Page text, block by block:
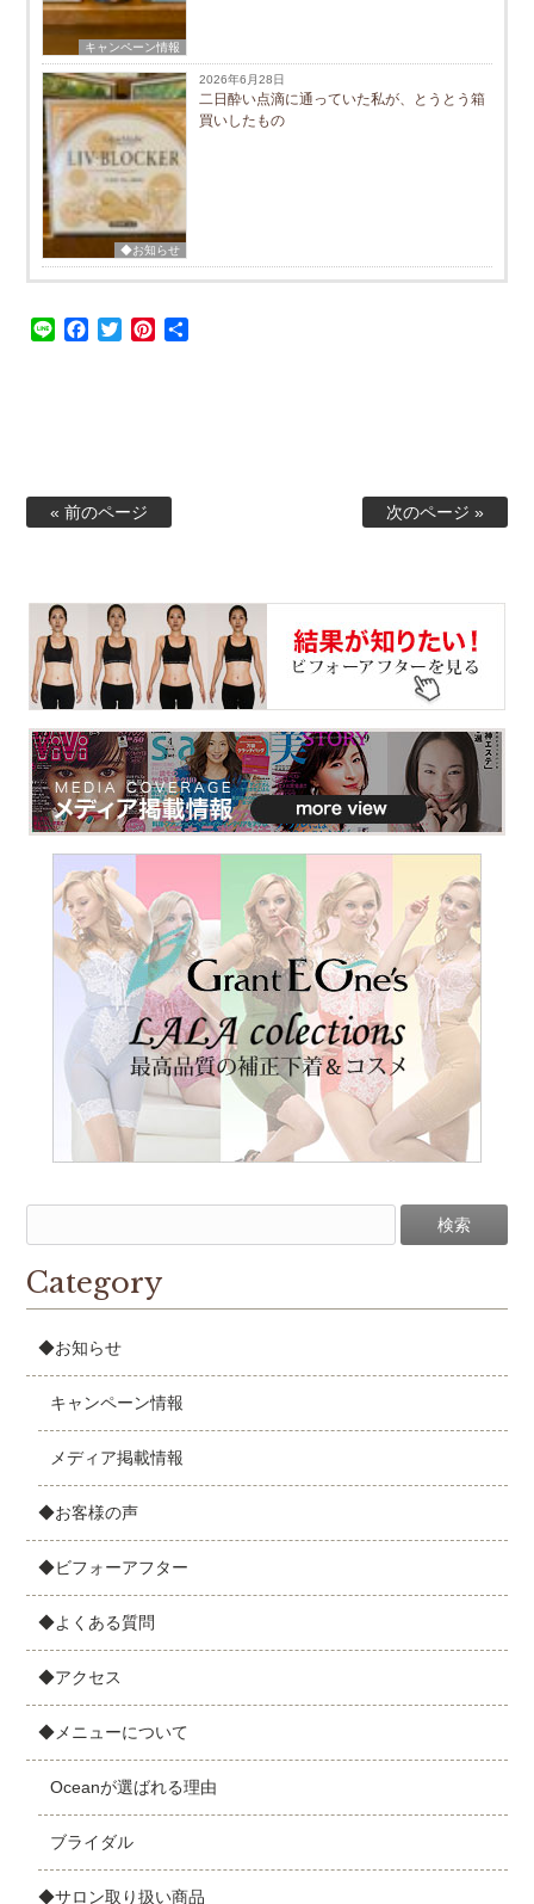
キャンペーン情報
◆お知らせ
2026年6月28日
二日酔い点滴に通っていた私が、とうとう箱
買いしたもの
Line Facebook
TwitterPinterest
« 前のページ 次のページ »
Category
◆お知らせ
キャンペーン情報
メディア掲載情報
◆お客様の声
◆ビフォーアフター
◆よくある質問
◆アクセス
◆メニューについて
Oceanが選ばれる理由
ブライダル
◆サロン取り扱い商品